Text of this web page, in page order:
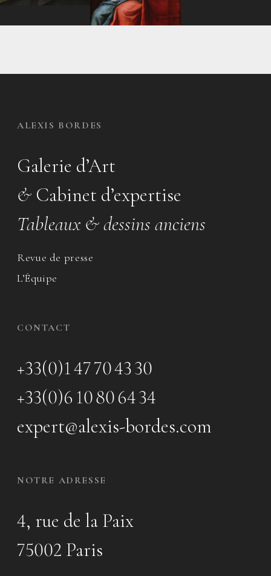
ALEXIS BORDES
Galerie d’Art
& Cabinet d’expertise
Tableaux & dessins anciens
Revue de presse
L’Équipe
CONTACT
+33(0)1 47 70 43 30
+33(0)6 10 80 64 34
expert@alexis-bordes.com
NOTRE ADRESSE
4, rue de la Paix
75002 Paris